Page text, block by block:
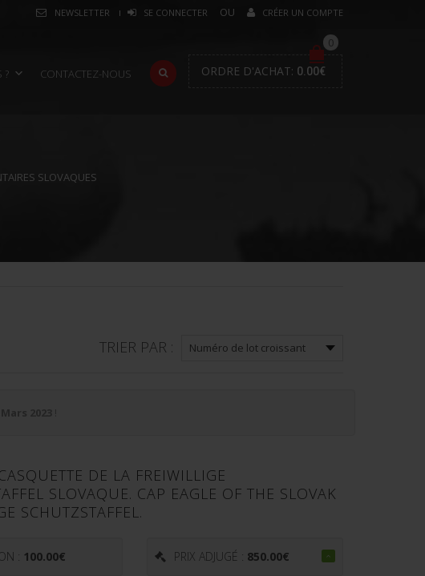
NEWSLETTER SE CONNECTER CRÉER UN COMPTE
? CONTACTEZ-NOUS
0
ORDRE D'ACHAT: 0.00€
SLOVAQUES
TRIER PAR :
DE LA FREIWILLIGE
SLOVAQUE. CAP EAGLE OF THE SLOVAK
SCHUTZSTAFFEL.
: 100.00€ PRIX ADJUGÉ : 850.00€